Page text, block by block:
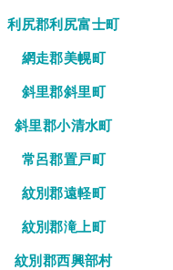
利尻郡利尻富士町
網走郡美幌町
斜里郡斜里町
斜里郡小清水町
常呂郡置戸町
紋別郡遠軽町
紋別郡滝上町
紋別郡西興部村